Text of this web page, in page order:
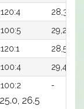
28,3x
29,2
28,5
29,4
-
26.5